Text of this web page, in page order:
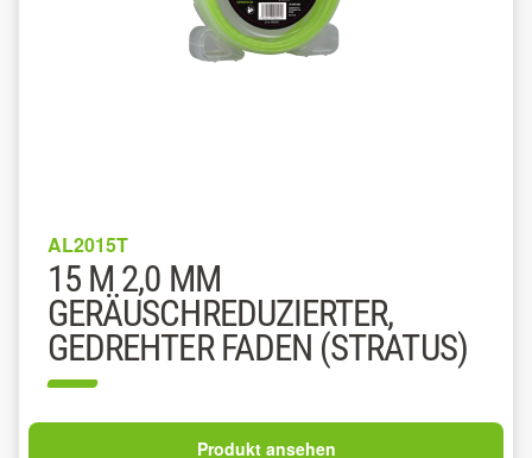
AL2015T
15 M 2,0 MM
GERÄUSCHREDUZIERTER,
GEDREHTER FADEN (STRATUS)
Produkt ansehen